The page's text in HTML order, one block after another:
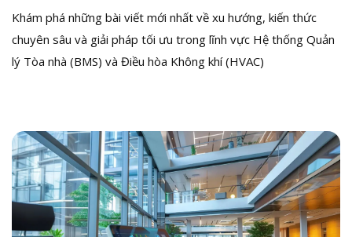
Khám phá những bài viết mới nhất về xu hướng, kiến thức
chuyên sâu và giải pháp tối ưu trong lĩnh vực Hệ thống Quản
lý Tòa nhà (BMS) và Điều hòa Không khí (HVAC)